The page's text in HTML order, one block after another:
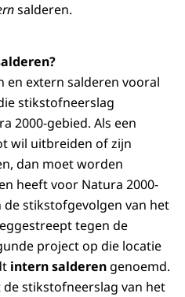
salderen.
extern salderen vooral
stikstofneerslag
2000-gebied. Als een
wil uitbreiden of zijn
dan moet worden
heeft voor Natura 2000-
stikstofgevolgen van het
tegen de
project op die locatie
intern salderen genoemd.
stikstofneerslag van het